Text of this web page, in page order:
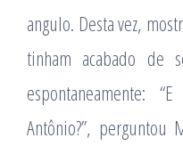
angulo. Desta vez,
tinham acabado de
espontaneamente:
Antônio?”, perguntou